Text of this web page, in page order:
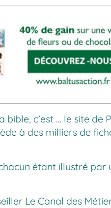
c’est … le site de
à des milliers de
étant illustré par
Le Canal des